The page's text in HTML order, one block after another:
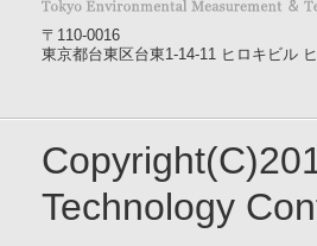
〒110-0016
東京都台東区台東1-14-11 ヒロキビル
Technology